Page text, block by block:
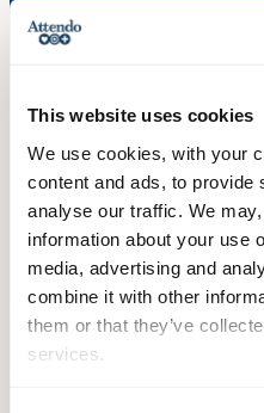
This website uses cookies
We use cookies, with your
content and ads, to provide
analyse our traffic. We
information about your use
media, advertising and
combine it with other
them or that they’ve
services.
Telefon:
Hälsingegatan 49
Postadress:
Box 3020, 103 61 Stockholm
Våra tjänster